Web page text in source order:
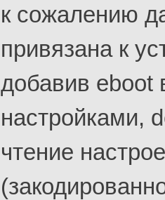
к сожалению
привязана к
добавив eboot
настройками,
чтение